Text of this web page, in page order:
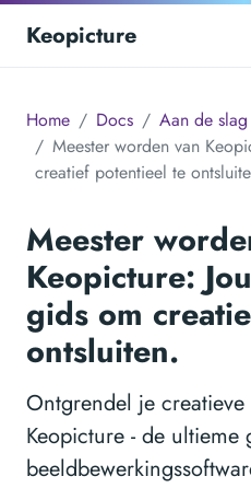
Keopicture
Home Docs
Aan de
Meester worden van
creatief potentieel te
Meester
Keopicture:
gids om
ontsluiten.
Ontgrendel je
Keopicture - de